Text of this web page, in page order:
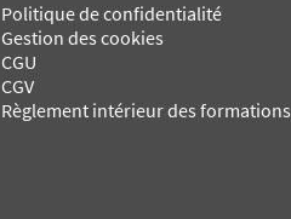
Politique de confidentialité
Gestion des cookies
CGU
CGV
Règlement intérieur des formations